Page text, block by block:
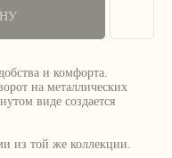
и комфорта.
на металлических
виде создается
из той же коллекции.